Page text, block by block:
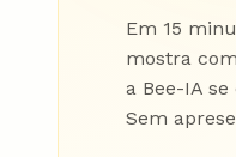
Em 15
mostra
a Bee-IA
Sem